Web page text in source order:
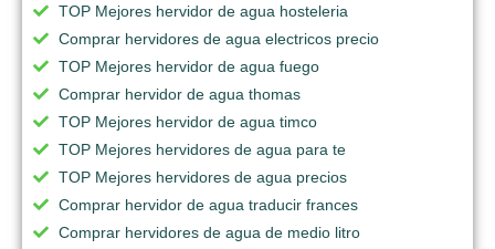
TOP Mejores hervidor de agua hosteleria
Comprar hervidores de agua electricos precio
TOP Mejores hervidor de agua fuego
Comprar hervidor de agua thomas
TOP Mejores hervidor de agua timco
TOP Mejores hervidores de agua para te
TOP Mejores hervidores de agua precios
Comprar hervidor de agua traducir frances
Comprar hervidores de agua de medio litro